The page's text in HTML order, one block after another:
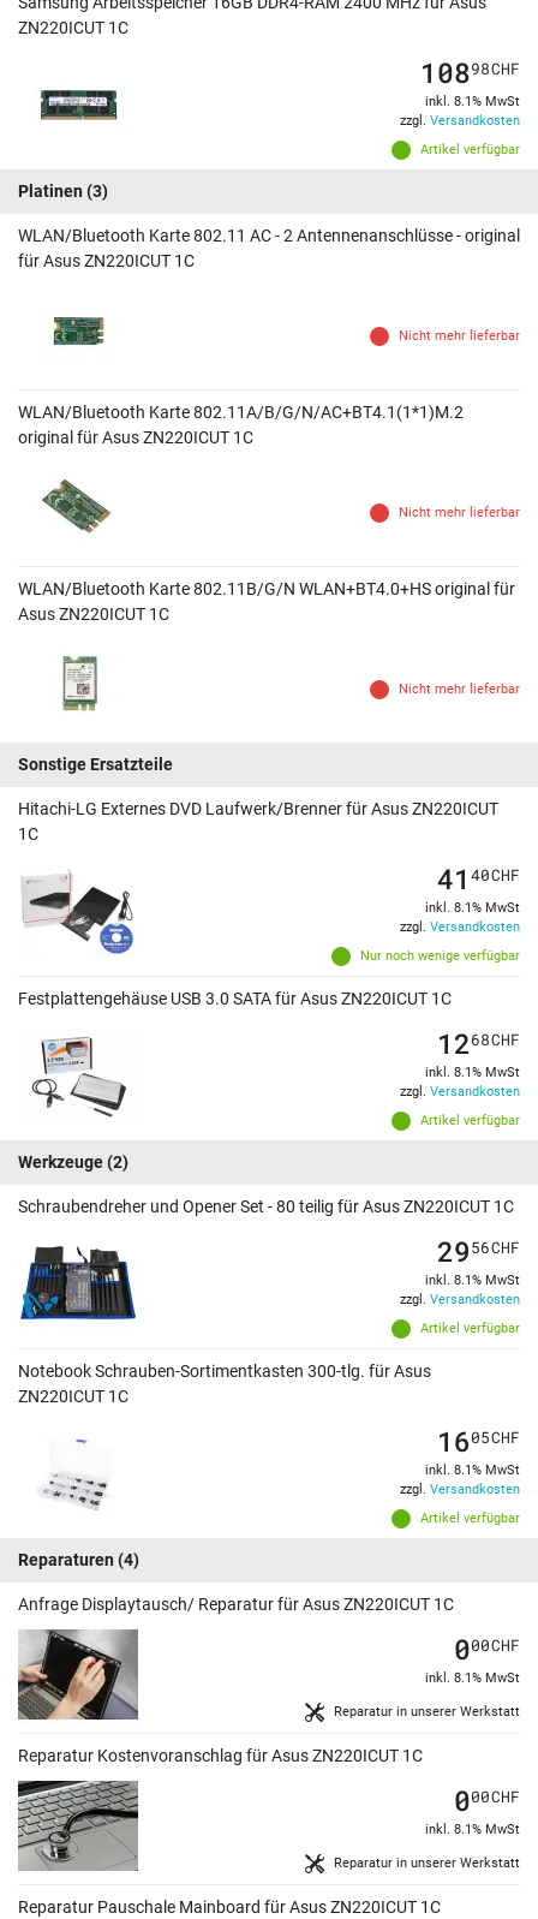
ZN220ICUT 1C
Artikel verfügbar
10898CHF
inkl. 8.1% MwSt
zzgl. Versandkosten
Platinen (3)
WLAN/Bluetooth Karte 802.11 AC - 2 Antennenanschlüsse - original
für Asus ZN220ICUT 1C
Nicht mehr lieferbar
WLAN/Bluetooth Karte 802.11A/B/G/N/AC+BT4.1(1*1)M.2
original für Asus ZN220ICUT 1C
Nicht mehr lieferbar
WLAN/Bluetooth Karte 802.11B/G/N WLAN+BT4.0+HS original für
Asus ZN220ICUT 1C
Nicht mehr lieferbar
Sonstige Ersatzteile
Hitachi-LG Externes DVD Laufwerk/Brenner für Asus ZN220ICUT
1C
Nur noch wenige verfügbar
41 40CHF
inkl. 8.1% MwSt
zzgl. Versandkosten
Festplattengehäuse USB 3.0 SATA für Asus ZN220ICUT 1C
Artikel verfügbar
1268CHF
inkl. 8.1% MwSt
zzgl. Versandkosten
Werkzeuge(2)
Schraubendreher und Opener Set - 80 teilig für Asus ZN220ICUT 1C
Artikel verfügbar
2956CHF
inkl. 8.1% MwSt
zzgl. Versandkosten
Notebook Schrauben-Sortimentkasten 300-tlg. für Asus
ZN220ICUT 1C
Artikel verfügbar
1605CHF
inkl. 8.1% MwSt
zzgl. Versandkosten
Reparaturen (4)
Anfrage Displaytausch/ Reparatur für Asus ZN220ICUT 1C
Reparatur in unserer Werkstatt
000CHF
inkl. 8.1% MwSt
Reparatur Kostenvoranschlag für Asus ZN220ICUT 1C
Reparatur in unserer Werkstatt
000CHF
inkl. 8.1% MwSt
Reparatur Pauschale Mainboard für Asus ZN220ICUT 1C